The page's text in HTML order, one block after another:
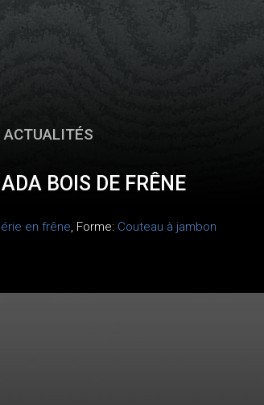
ACTUALITÉS
BOIS DE FRÊNE
en frêne, Forme: Couteau à jambon